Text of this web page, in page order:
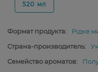
520 мл
Формат продукта:
Рідке
Страна-производитель:
Семейство ароматов: